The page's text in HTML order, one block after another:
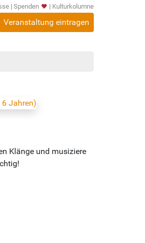
| Spenden | Kulturkolumne
Veranstaltung eintragen
Klänge und musiziere